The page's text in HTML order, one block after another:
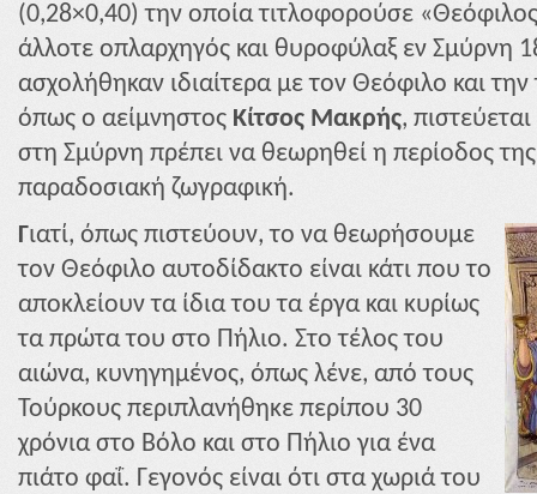
(0,28×0,40) την οποία τιτλοφορούσε
άλλοτε οπλαρχηγός και θυροφύλαξ εν Σμύρνη
ασχολήθηκαν ιδιαίτερα με τον Θεόφιλο και
όπως ο αείμνηστος Κίτσος Μακρής,
στη Σμύρνη πρέπει να θεωρηθεί η περίοδος
παραδοσιακή ζωγραφική.
Γιατί, όπως πιστεύουν, το να θεωρήσουμε
τον Θεόφιλο αυτοδίδακτο είναι κάτι που το
αποκλείουν τα ίδια του τα έργα και κυρίως
τα πρώτα του στο Πήλιο. Στο τέλος του
αιώνα, κυνηγημένος, όπως λένε, από τους
Τούρκους περιπλανήθηκε περίπου 30
χρόνια στο Βόλο και στο Πήλιο για ένα
πιάτο φαΐ. Γεγονός είναι ότι στα χωριά του